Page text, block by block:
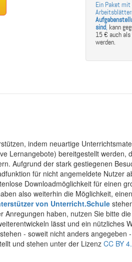
Ein Paket
sind, kann
15 € auch
werden.
indem neuartige
Lernangebote) bereitgestellt werden,
Aufgrund der stark gestiegenen
für nicht angemeldete Nutzer
Downloadmöglichkeit für einen
also weiterhin die Möglichkeit,
von Unterricht.Schule
Anregungen haben, nutzen Sie bitte
lässt und ein nützliches
- soweit nicht anders angegeben
und stehen unter der Lizenz CC BY